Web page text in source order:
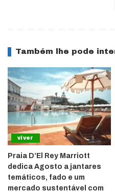
Também lhe pode
viver
Praia D’El Rey Marriott
dedica Agosto a jantares
temáticos, fado e um
mercado sustentável com